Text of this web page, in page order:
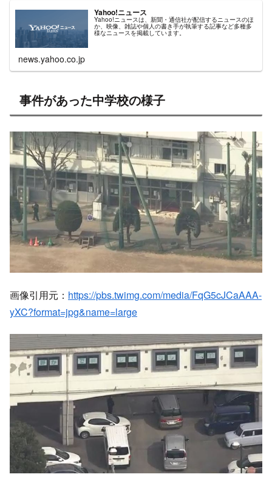
Yahoo!ニュース
Yahoo!ニュースは、新聞・通信社が配信するニュースのほ
か、映像、雑誌や個人の書き手が執筆する記事など多種多
様なニュースを掲載しています。
news.yahoo.co.jp
事件があった中学校の様子
画像引用元： https://pbs.twimg.com/media/FqG5cJCaAAA-
yXC?format=jpg&name=large